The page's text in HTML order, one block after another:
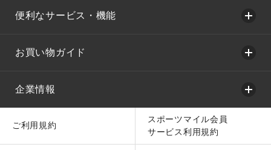
便利なサービス・機能
お買い物ガイド
企業情報
ご利用規約
スポーツマイル会員
サービス利用規約